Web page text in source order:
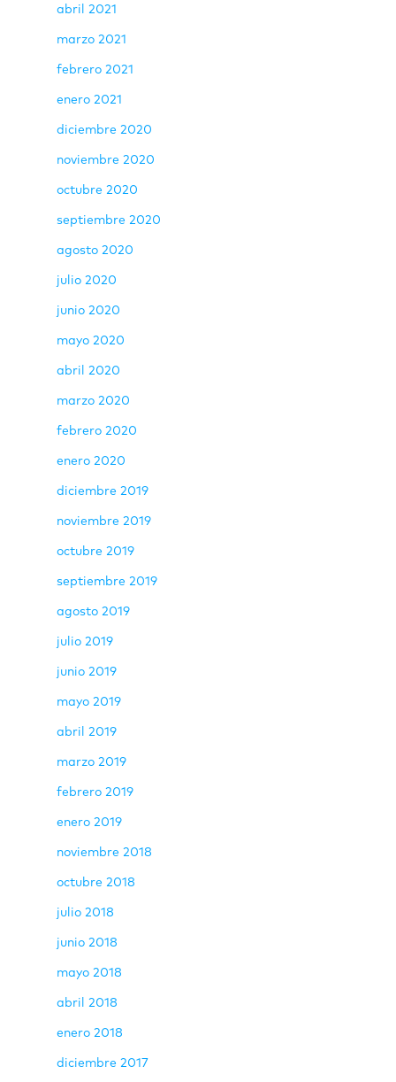
abril 2021
marzo 2021
febrero 2021
enero 2021
diciembre 2020
noviembre 2020
octubre 2020
septiembre 2020
agosto 2020
julio 2020
junio 2020
mayo 2020
abril 2020
marzo 2020
febrero 2020
enero 2020
diciembre 2019
noviembre 2019
octubre 2019
septiembre 2019
agosto 2019
julio 2019
junio 2019
mayo 2019
abril 2019
marzo 2019
febrero 2019
enero 2019
noviembre 2018
octubre 2018
julio 2018
junio 2018
mayo 2018
abril 2018
enero 2018
diciembre 2017